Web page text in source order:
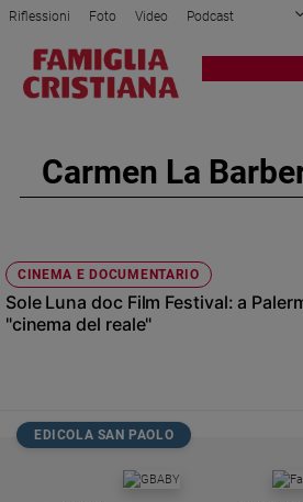
Attualità
Politica
Mondo
e
giustizia
Sport
Papa
Riflessioni Foto Video Podcast
Privacy Policy Chi siamo
Registrati Redazione
Carmen La
CINEMA E DOCUMENTARIO
Sole Luna doc Film Festival: a
"cinema del reale"
EDICOLA SAN PAOLO